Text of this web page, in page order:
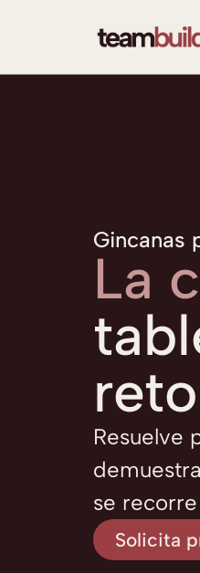
Gincanas
La
Resuelve
se
Solicita